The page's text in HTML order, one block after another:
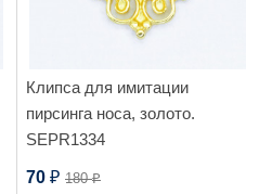
Клипса для имитации
пирсинга носа, золото.
SEPR1334
70 ₽ 180₽